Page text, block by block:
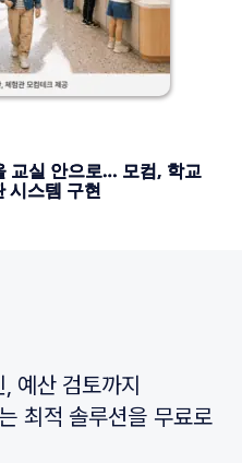
교실 안으로… 모컴, 학교
시스템 구현
예산 검토까지
최적 솔루션을 무료로